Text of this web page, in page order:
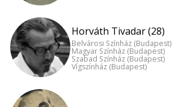
Horváth Tivadar (28)
Belvárosi Színház (Budapest)
Magyar Színház (Budapest)
Szabad Színház (Budapest)
Vígszínház (Budapest)